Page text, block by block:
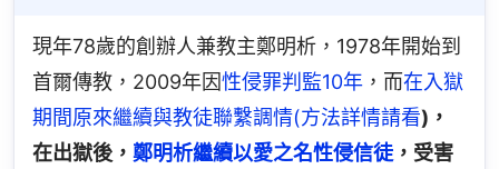
現年78歲的創辦人兼教主鄭明析，1978年開始到
首爾傳教，2009年因性侵罪判監10年 ，而在入獄
期間原來繼續與教徒聯繫調情(方法詳情請看)，
在出獄後， 鄭明析繼續以愛之名性侵信徒 ，受害